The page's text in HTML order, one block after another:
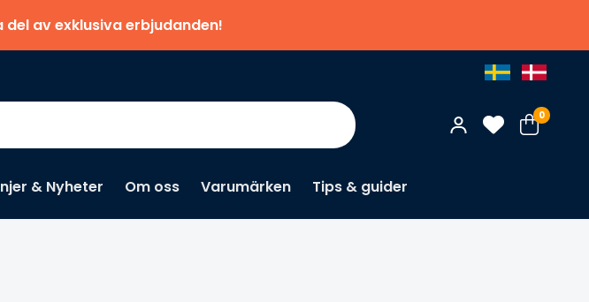
del av exklusiva erbjudanden!
0
& Nyheter Om oss Varumärken Tips & guider